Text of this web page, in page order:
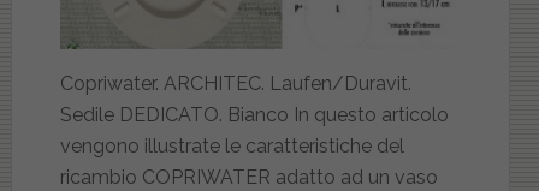
Copriwater. ARCHITEC. Laufen/Duravit.
Sedile DEDICATO. Bianco In questo articolo
vengono illustrate le caratteristiche del
ricambio COPRIWATER adatto ad un vaso